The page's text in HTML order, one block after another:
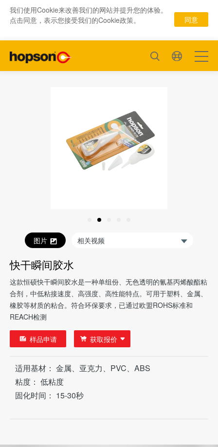
我们使用Cookie来改善我们的网站并提升您的体验。
点击同意，表示您接受我们的Cookie政策。
同意
图片
快干瞬间胶水
这款恒硕快干瞬间胶水是一种单组份、无色透明的氰基丙烯酸酯粘
合剂，中低粘接速度、高强度、高性能特点。可用于塑料、金属、
橡胶等材质的粘合。符合环保要求，已通过欧盟ROHS标准和
REACH检测
样品申请 获取报价
适用基材： 金属、亚克力、PVC、ABS
粘度： 低粘度
固化时间： 15-30秒